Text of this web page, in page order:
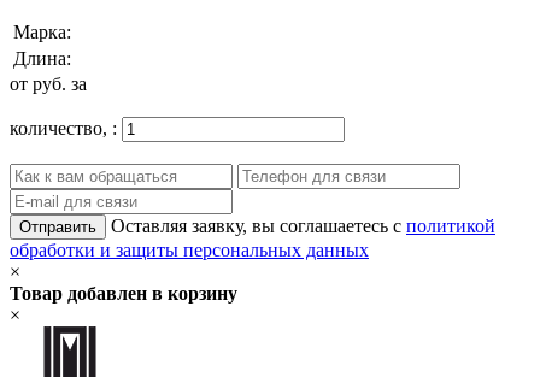
Марка:
Длина:
от руб. за
количество, :
Отправить Оставляя заявку, вы соглашаетесь с политикой
обработки и защиты персональных данных
×
Товар добавлен в корзину
×